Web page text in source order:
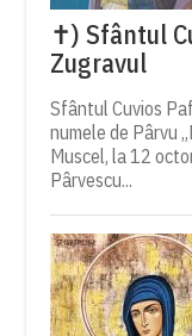
✝) Sfântul
Zugravul
Sfântul Cuvios
numele de Pârvu
Muscel, la 12
Pârvescu...